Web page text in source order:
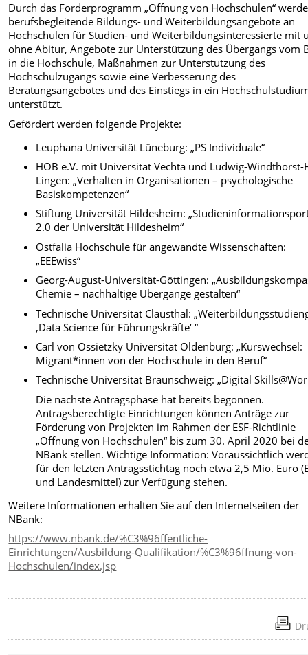
Durch das Förderprogramm „Öffnung von Hochschulen“
berufsbegleitende Bildungs- und Weiterbildungsangebote an
Hochschulen für Studien- und Weiterbildungsinteressierte mit
ohne Abitur, Angebote zur Unterstützung des Übergangs vom
in die Hochschule, Maßnahmen zur Unterstützung des
Hochschulzugangs sowie eine Verbesserung des
Beratungsangebotes und des Einstiegs in ein
unterstützt.
Gefördert werden folgende Projekte:
Leuphana Universität Lüneburg: „PS Individuale“
HÖB e.V. mit Universität Vechta und Ludwig-Windthorst-
Lingen: „Verhalten in Organisationen – psychologische
Basiskompetenzen“
Stiftung Universität Hildesheim:
2.0 der Universität Hildesheim“
Ostfalia Hochschule für angewandte Wissenschaften:
„EEEwiss“
Georg-August-Universität-Göttingen:
Chemie – nachhaltige Übergänge gestalten“
Technische Universität Clausthal:
‚Data Science für Führungskräfte‘ “
Carl von Ossietzky Universität Oldenburg: „Kurswechsel:
Migrant*innen von der Hochschule in den Beruf“
Technische Universität Braunschweig: „Digital
Die nächste Antragsphase hat bereits begonnen.
Antragsberechtigte Einrichtungen können Anträge zur
Förderung von Projekten im Rahmen der ESF-Richtlinie
„Öffnung von Hochschulen“ bis zum 30. April 2020 bei
NBank stellen. Wichtige Information: Voraussichtlich
für den letzten Antragsstichtag noch etwa 2,5 Mio. Euro
und Landesmittel) zur Verfügung stehen.
Weitere Informationen erhalten Sie auf den Internetseiten der
NBank:
https://www.nbank.de/%C3%96ffentliche-
Einrichtungen/Ausbildung-Qualifikation/%C3%96ffnung-von-
Hochschulen/index.jsp